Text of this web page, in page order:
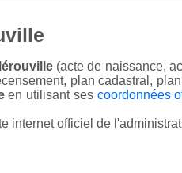
(acte de naissance,
plan cadastral,
en utilisant ses coordonnées
internet officiel de